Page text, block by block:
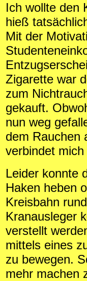
Ich wollte den
hieß
Mit der
Zigarette war
zum
gekauft.
nun weg
dem Rauchen
verbindet
Leider konnte
Haken heben
Kreisbahn
Kranausleger
verstellt
mittels eines
zu bewegen.
mehr machen